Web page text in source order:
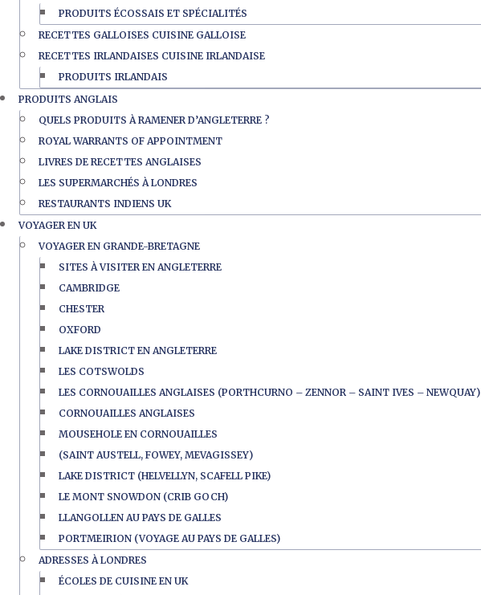
PRODUITS ÉCOSSAIS ET SPÉCIALITÉS
RECETTES GALLOISES CUISINE GALLOISE
RECETTES IRLANDAISES CUISINE IRLANDAISE
PRODUITS IRLANDAIS
PRODUITS ANGLAIS
QUELS PRODUITS À RAMENER D’ANGLETERRE ?
ROYAL WARRANTS OF APPOINTMENT
LIVRES DE RECETTES ANGLAISES
LES SUPERMARCHÉS À LONDRES
RESTAURANTS INDIENS UK
VOYAGER EN UK
VOYAGER EN GRANDE-BRETAGNE
SITES À VISITER EN ANGLETERRE
CAMBRIDGE
CHESTER
OXFORD
LAKE DISTRICT EN ANGLETERRE
LES COTSWOLDS
LES CORNOUAILLES ANGLAISES (PORTHCURNO – ZENNOR – SAINT IVES – NEWQUAY)
CORNOUAILLES ANGLAISES
MOUSEHOLE EN CORNOUAILLES
(SAINT AUSTELL, FOWEY, MEVAGISSEY)
LAKE DISTRICT (HELVELLYN, SCAFELL PIKE)
LE MONT SNOWDON (CRIB GOCH)
LLANGOLLEN AU PAYS DE GALLES
PORTMEIRION (VOYAGE AU PAYS DE GALLES)
ADRESSES À LONDRES
ÉCOLES DE CUISINE EN UK